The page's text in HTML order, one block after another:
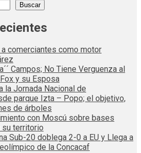
Buscar
a comerciantes como motor
Campos; No Tiene Verguenza al
y su Esposa
la Jornada Nacional de
parque Izta – Popo; el objetivo,
de árboles
con Moscú sobre bases
territorio
Sub-20 doblega 2-0 a EU y Llega a
de la Concacaf